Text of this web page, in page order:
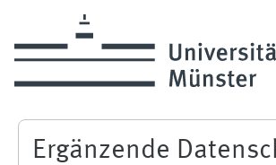
Ergänzende